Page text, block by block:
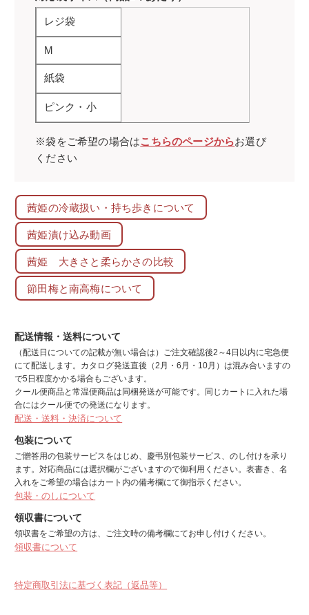
レジ袋
M
紙袋
ピンク・小
※袋をご希望の場合はこちらのページからお選び
ください
茜姫の冷蔵扱い・持ち歩きについて
茜姫漬け込み動画
茜姫 大きさと柔らかさの比較
節田梅と南高梅について
配送情報・送料について
（配送日についての記載が無い場合は）ご注文確認後2～4日以内に宅急便
にて配送します。カタログ発送直後（2月・6月・10月）は混み合いますの
で5日程度かかる場合もございます。
クール便商品と常温便商品は同梱発送が可能です。同じカートに入れた場
合にはクール便での発送になります。
配送・送料・決済について
包装について
ご贈答用の包装サービスをはじめ、慶弔別包装サービス、のし付けを承り
ます。対応商品には選択欄がございますので御利用ください。表書き、名
入れをご希望の場合はカート内の備考欄にて御指示ください。
包装・のしについて
領収書について
領収書をご希望の方は、ご注文時の備考欄にてお申し付けください。
領収書について
特定商取引法に基づく表記（返品等）